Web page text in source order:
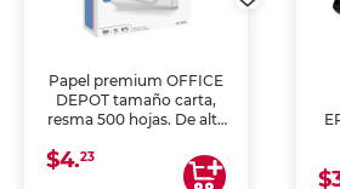
Papel premium OFFICE
DEPOT tamaño carta,
resma 500 hojas. De alta
uniforme, ideal para
impresoras de inyección
$4.23